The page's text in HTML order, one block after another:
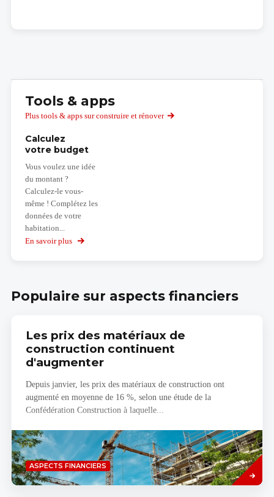
Tools & apps
Plus tools & apps sur construire et rénover
Calculez
votre budget
Vous voulez une idée
du montant ?
Calculez-le vous-
même ! Complétez les
données de votre
habitation...
En savoir plus
sur
Populaire sur aspects financiers
Les prix des matériaux de
construction continuent
d'augmenter
Depuis janvier, les prix des matériaux de construction ont
augmenté en moyenne de 16 %, selon une étude de la
Confédération Construction à laquelle...
ASPECTS FINANCIERS
Savoir
plus